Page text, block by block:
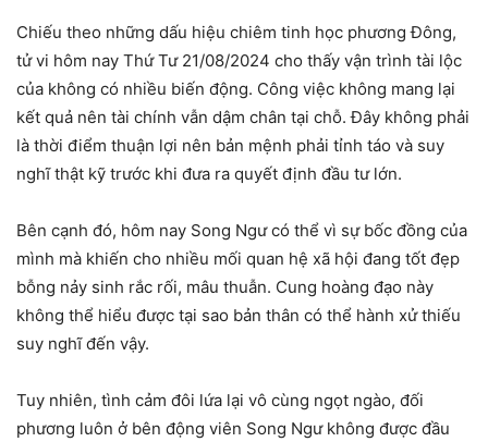
Chiếu theo những dấu hiệu chiêm tinh học phương Đông,
tử vi hôm nay Thứ Tư 21/08/2024 cho thấy vận trình tài lộc
của không có nhiều biến động. Công việc không mang lại
kết quả nên tài chính vẫn dậm chân tại chỗ. Đây không phải
là thời điểm thuận lợi nên bản mệnh phải tỉnh táo và suy
nghĩ thật kỹ trước khi đưa ra quyết định đầu tư lớn.
Bên cạnh đó, hôm nay Song Ngư có thể vì sự bốc đồng của
mình mà khiến cho nhiều mối quan hệ xã hội đang tốt đẹp
bỗng nảy sinh rắc rối, mâu thuẫn. Cung hoàng đạo này
không thể hiểu được tại sao bản thân có thể hành xử thiếu
suy nghĩ đến vậy.
Tuy nhiên, tình cảm đôi lứa lại vô cùng ngọt ngào, đối
phương luôn ở bên động viên Song Ngư không được đầu